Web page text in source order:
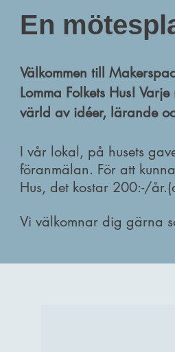
En
Välkommen till
Lomma Folkets Hus!
värld av idéer, lärande
I vår lokal, på husets
föranmälan. För att
Hus, det kostar 200:-/
Vi välkomnar dig gärna